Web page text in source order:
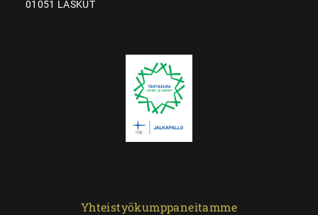
01051 LASKUT
Yhteistyökumppaneitamme